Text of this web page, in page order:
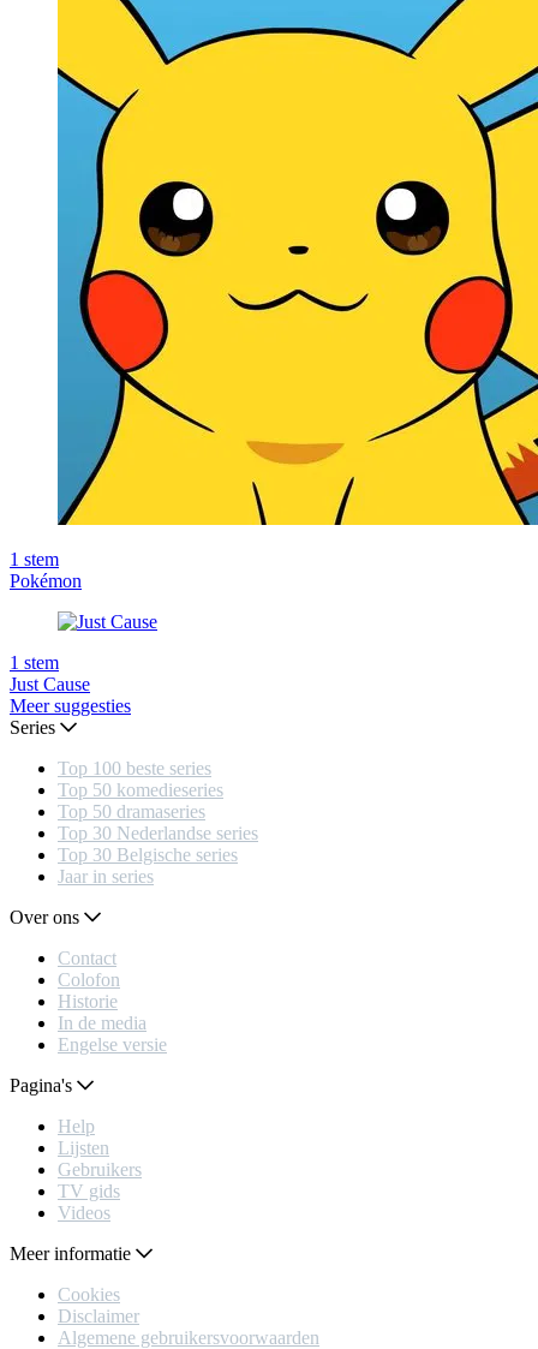
1 stem
Pokémon
1 stem
Just Cause
Meer suggesties
Series
Top 100 beste series
Top 50 komedieseries
Top 50 dramaseries
Top 30 Nederlandse series
Top 30 Belgische series
Jaar in series
Over ons
Contact
Colofon
Historie
In de media
Engelse versie
Pagina's
Help
Lijsten
Gebruikers
TV gids
Videos
Meer informatie
Cookies
Disclaimer
Algemene gebruikersvoorwaarden